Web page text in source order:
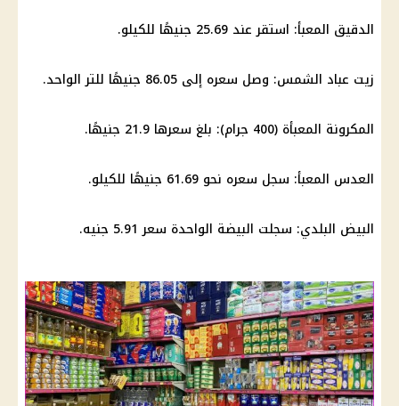
الدقيق المعبأ: استقر عند 25.69 جنيهًا للكيلو.
زيت عباد الشمس: وصل سعره إلى 86.05 جنيهًا للتر الواحد.
المكرونة المعبأة (400 جرام): بلغ سعرها 21.9 جنيهًا.
العدس المعبأ: سجل سعره نحو 61.69 جنيهًا للكيلو.
البيض البلدي: سجلت البيضة الواحدة سعر 5.91 جنيه.